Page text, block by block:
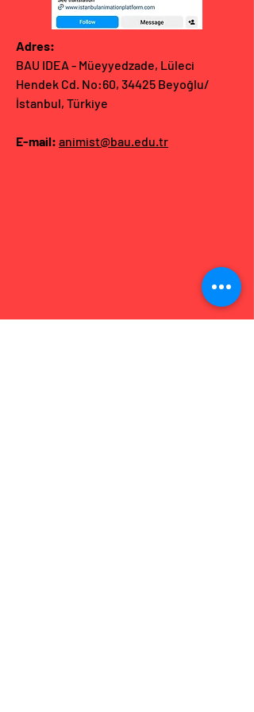
Adres:
BAU IDEA - Müeyyedzade, Lüleci
Hendek Cd. No:60, 34425 Beyoğlu/
İstanbul, Türkiye
E-mail: animist@bau.edu.tr